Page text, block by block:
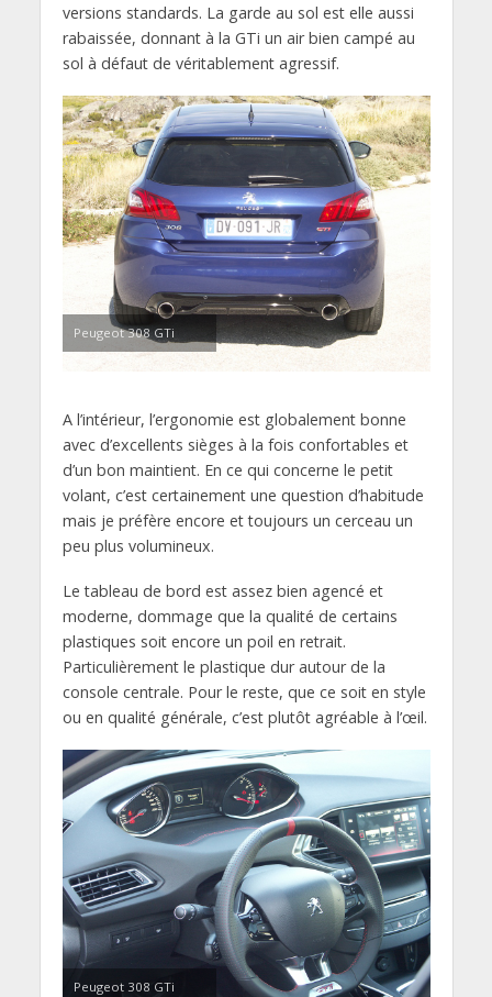
versions standards. La garde au sol est elle aussi
rabaissée, donnant à la GTi un air bien campé au
sol à défaut de véritablement agressif.
Peugeot 308 GTi
A l’intérieur, l’ergonomie est globalement bonne
avec d’excellents sièges à la fois confortables et
d’un bon maintient. En ce qui concerne le petit
volant, c’est certainement une question d’habitude
mais je préfère encore et toujours un cerceau un
peu plus volumineux.
Le tableau de bord est assez bien agencé et
moderne, dommage que la qualité de certains
plastiques soit encore un poil en retrait.
Particulièrement le plastique dur autour de la
console centrale. Pour le reste, que ce soit en style
ou en qualité générale, c’est plutôt agréable à l’œil.
Peugeot 308 GTi